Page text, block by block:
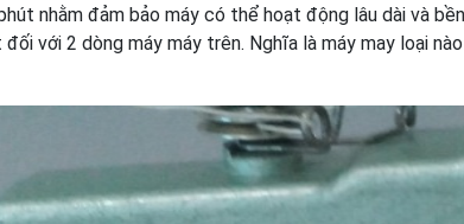
nhằm đảm bảo máy có thể hoạt động lâu dài và
với 2 dòng máy máy trên. Nghĩa là máy may loại